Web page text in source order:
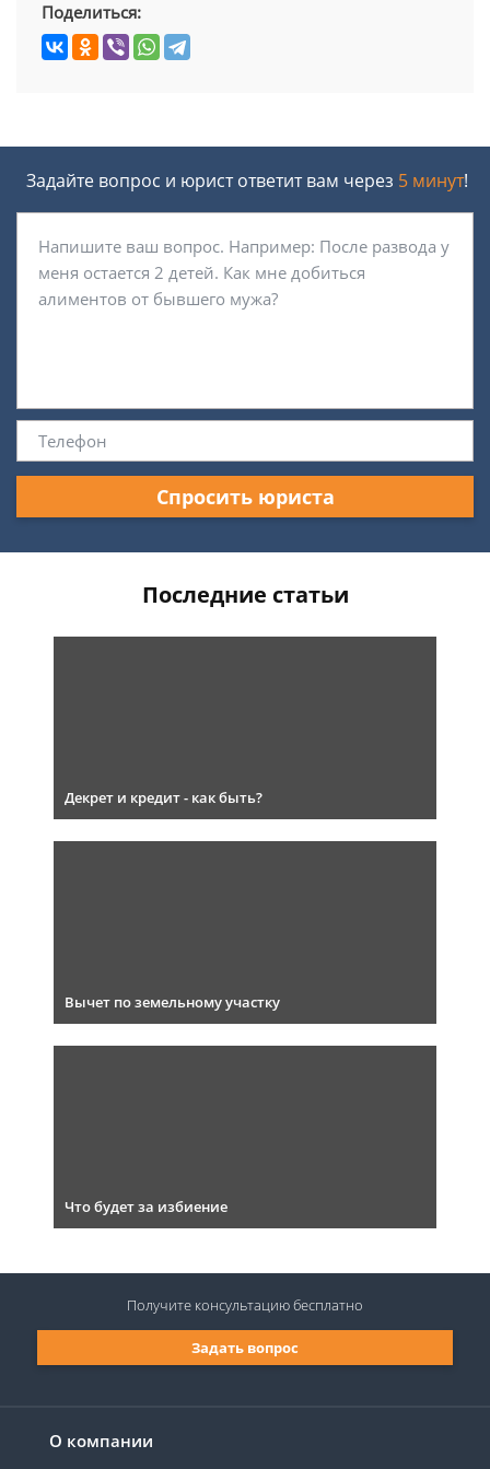
Поделиться:
Задайте вопрос и юрист ответит вам через 5 минут!
Спросить юриста
Последние статьи
Декрет и кредит - как быть?
Вычет по земельному участку
Что будет за избиение
О компании
Задать вопрос
Получите консультациюбесплатно